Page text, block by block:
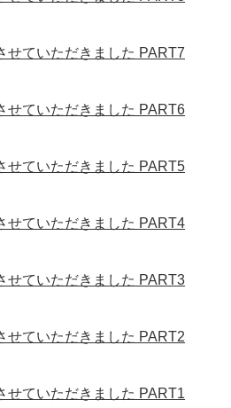
せていただきました PART7
せていただきました PART6
せていただきました PART5
せていただきました PART4
せていただきました PART3
せていただきました PART2
せていただきました PART1